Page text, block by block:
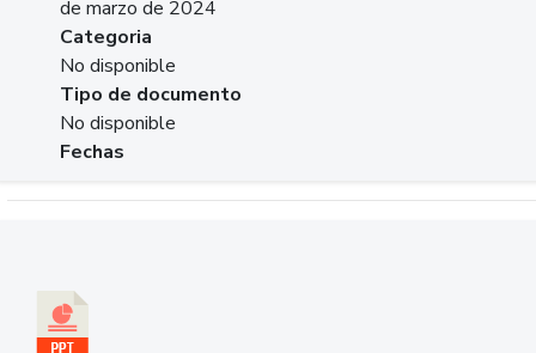
de marzo de 2024
Categoria
No disponible
Tipo de documento
No disponible
Fechas